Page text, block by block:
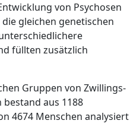
von Psychosen
gleichen genetischen
füllten zusätzlich
Gruppen von Zwillings-
aus 1188
4674 Menschen analysiert